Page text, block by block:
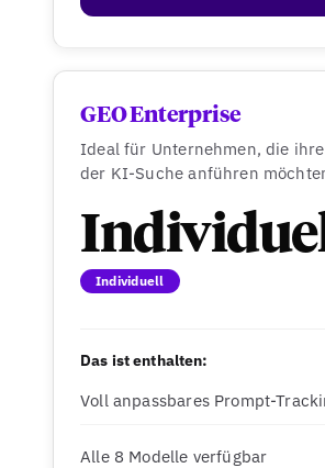
GEO Enterprise
Ideal für Unternehmen, die
der KI-Suche anführen
Individuell
Das ist enthalten:
Voll anpassbares Prompt-
Alle 8 Modelle verfügbar